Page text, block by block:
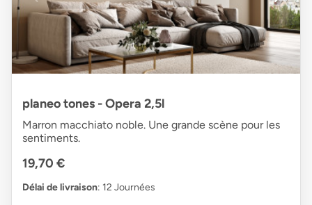
planeo tones - Opera 2,5l
Marron macchiato noble. Une grande scène pour les
sentiments.
19,70 €
Délai de livraison: 12 Journées